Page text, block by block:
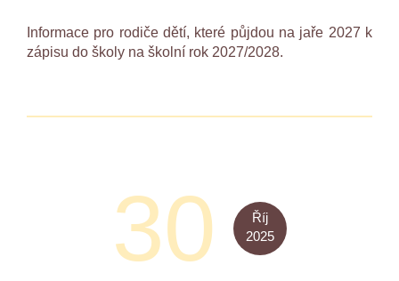
Informace pro rodiče dětí, které půjdou na jaře 2027 k
zápisu do školy na školní rok 2027/2028.
30
Říj
2025